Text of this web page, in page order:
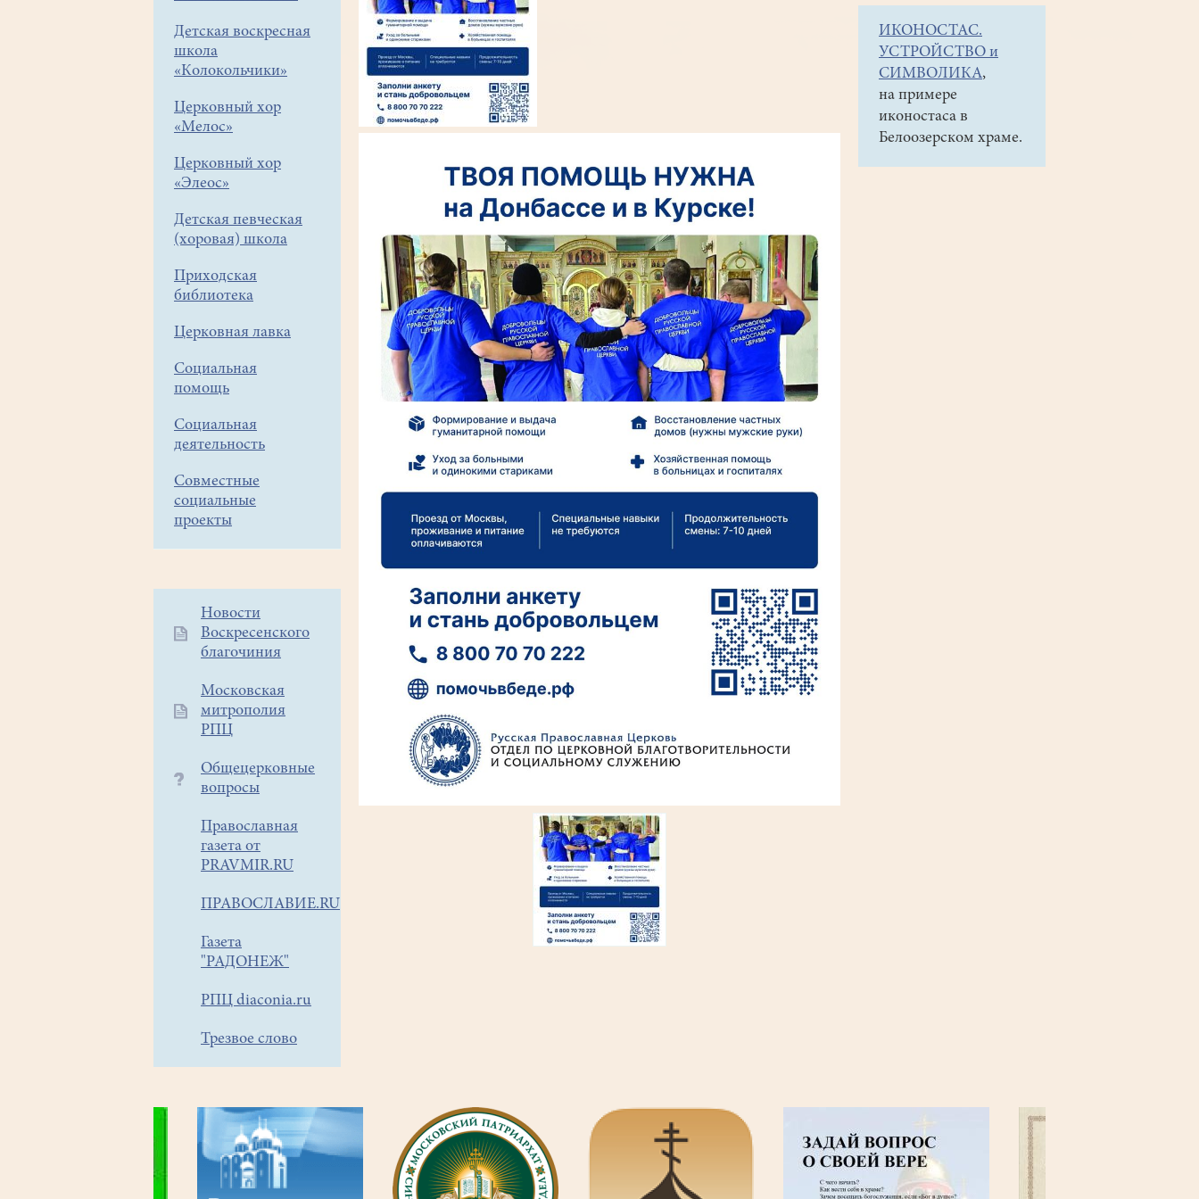
Детская воскресная
школа
«Колокольчики»
Церковный хор
«Мелос»
Церковный хор
«Элеос»
Детская певческая
(хоровая) школа
Приходская
библиотека
Церковная лавка
Социальная
помощь
Социальная
деятельность
Совместные
социальные
проекты
Дополнительное
меню
Новости
Воскресенского
благочиния
Московская
митрополия
РПЦ
Общецерковные
вопросы
Православная
газета от
PRAVMIR.RU
ПРАВОСЛАВИЕ.RU
Газета
"РАДОНЕЖ"
РПЦ diaconia.ru
Трезвое слово
ИКОНОСТАС.
УСТРОЙСТВО и
СИМВОЛИКА,
на примере
иконостаса в
Белоозерском храме.